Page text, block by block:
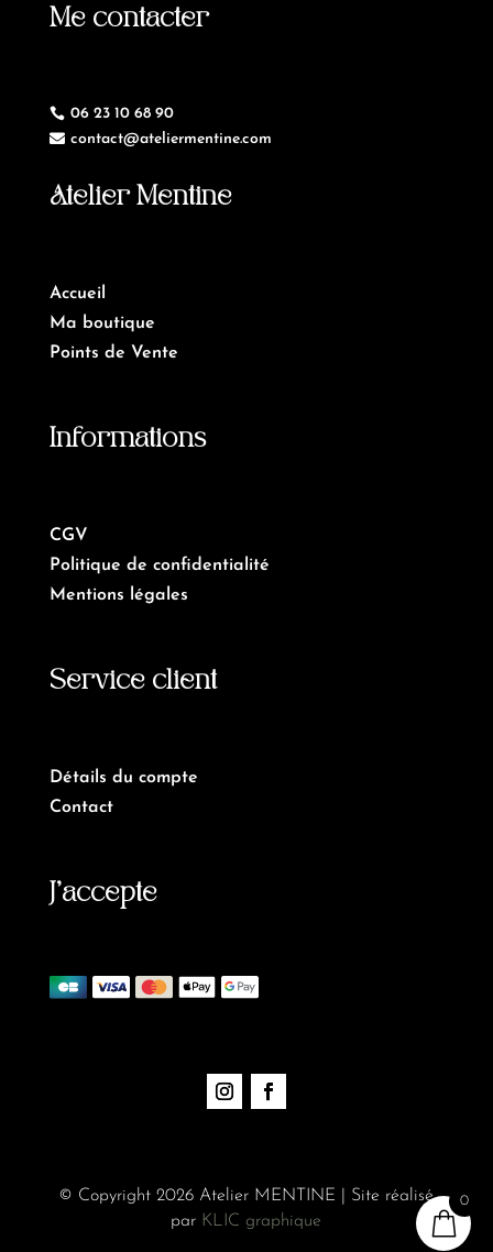
Me contacter
 06 23 10 68 90
 contact@ateliermentine.com
Atelier Mentine
Accueil
Ma boutique
Points de Vente
Informations
CGV
Politique de confidentialité
Mentions légales
Service client
Détails du compte
Contact
J’accepte
© Copyright 2026 Atelier MENTINE | Site réalisé
par KLIC graphique
0